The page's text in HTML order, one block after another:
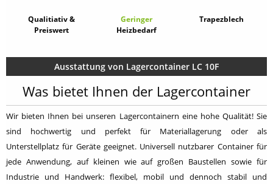
Qualitiativ &
Preiswert
Geringer
Heizbedarf
Trapezblech
Ausstattung von Lagercontainer LC 10F
Was bietet Ihnen der Lagercontainer
Wir bieten Ihnen bei unseren Lagercontainern eine hohe Qualität! Sie
sind hochwertig und perfekt für Materiallagerung oder als
Unterstellplatz für Geräte geeignet. Universell nutzbarer Container für
jede Anwendung, auf kleinen wie auf großen Baustellen sowie für
Industrie und Handwerk: flexibel, mobil und dennoch stabil und